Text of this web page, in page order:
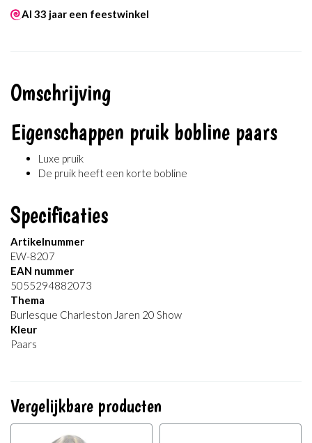
Al 33 jaar een feestwinkel
Omschrijving
Eigenschappen pruik bobline paars
Luxe pruik
De pruik heeft een korte bobline
Specificaties
Artikelnummer
EW-8207
EAN nummer
5055294882073
Thema
Burlesque Charleston Jaren 20 Show
Kleur
Paars
Vergelijkbare producten